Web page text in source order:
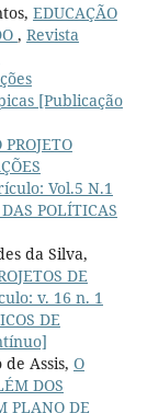
EDUCAÇÃO
, Revista
[Publicação
PROJETO
Vol.5 N.1
POLÍTICAS
da Silva,
DE
v. 16 n. 1
DE
Assis, O
DOS
PLANO DE